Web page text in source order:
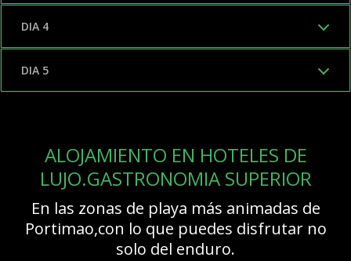
DIA 4
DIA 5
ALOJAMIENTO EN HOTELES DE
LUJO.GASTRONOMIA SUPERIOR
En las zonas de playa más animadas de
Portimao,con lo que puedes disfrutar no
solo del enduro.